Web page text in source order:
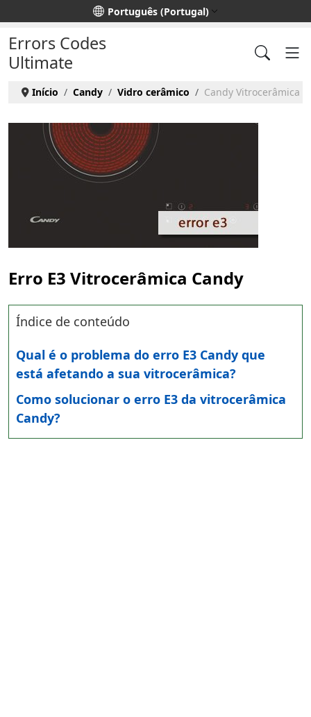
Escolha o seu idioma Português (Portugal)
Errors Codes
Ultimate
Início Candy Vidro cerâmico Candy Vitrocerâmica -
Erro E3 Vitrocerâmica Candy
Índice de conteúdo
Qual é o problema do erro E3 Candy que
está afetando a sua vitrocerâmica?
Como solucionar o erro E3 da vitrocerâmica
Candy?